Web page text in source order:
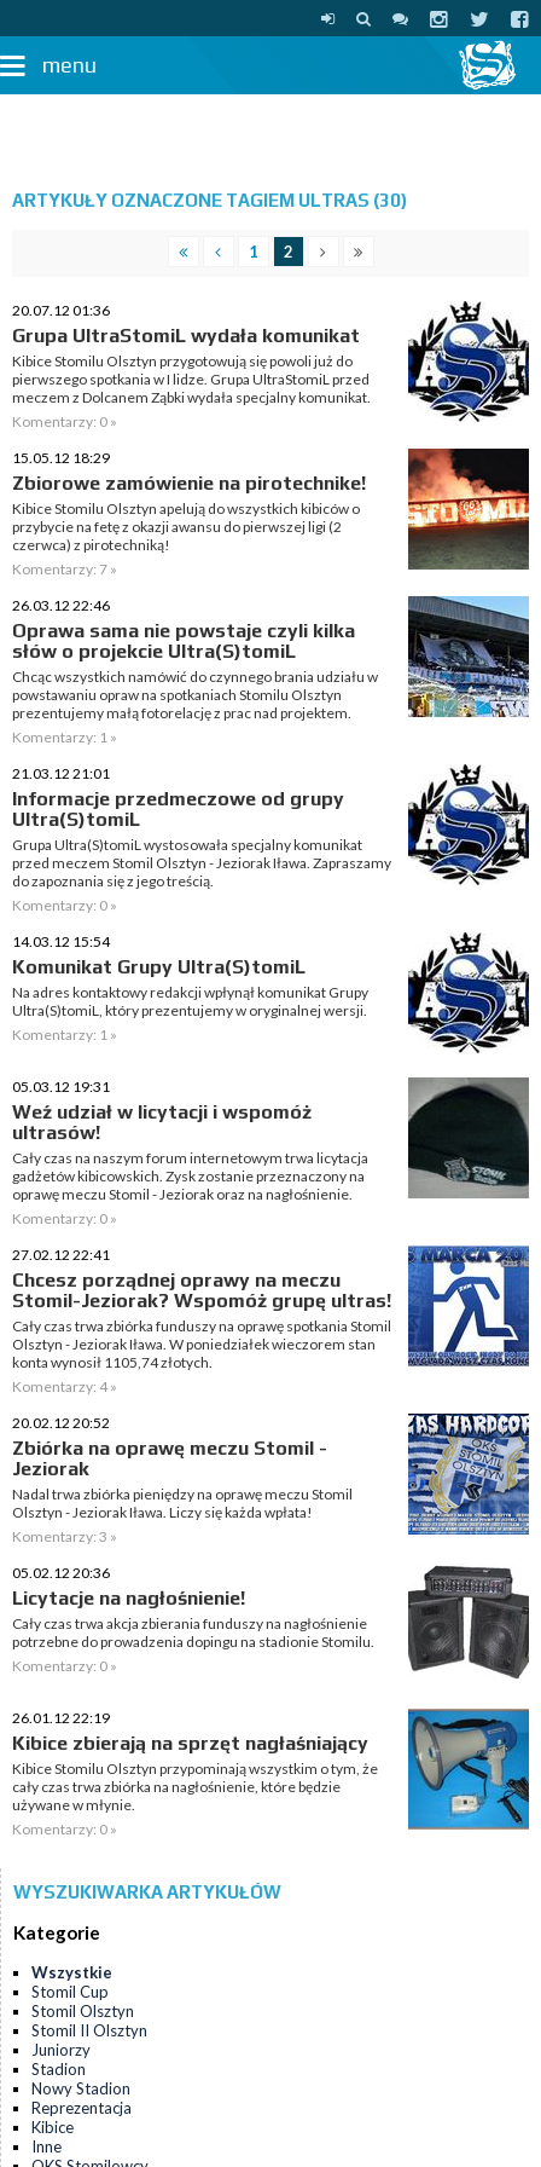
menu
ARTYKUŁY OZNACZONE TAGIEM ULTRAS (30)
1 2
20.07.12 01:36
Grupa UltraStomiL wydała komunikat
Kibice Stomilu Olsztyn przygotowują się powoli już do
pierwszego spotkania w I lidze. Grupa UltraStomiL przed
meczem z Dolcanem Ząbki wydała specjalny komunikat.
Komentarzy: 0 »
15.05.12 18:29
Zbiorowe zamówienie na pirotechnike!
Kibice Stomilu Olsztyn apelują do wszystkich kibiców o
przybycie na fetę z okazji awansu do pierwszej ligi (2
czerwca) z pirotechniką!
Komentarzy: 7 »
26.03.12 22:46
Oprawa sama nie powstaje czyli kilka
słów o projekcie Ultra(S)tomiL
Chcąc wszystkich namówić do czynnego brania udziału w
powstawaniu opraw na spotkaniach Stomilu Olsztyn
prezentujemy małą fotorelację z prac nad projektem.
Komentarzy: 1 »
21.03.12 21:01
Informacje przedmeczowe od grupy
Ultra(S)tomiL
Grupa Ultra(S)tomiL wystosowała specjalny komunikat
przed meczem Stomil Olsztyn - Jeziorak Iława. Zapraszamy
do zapoznania się z jego treścią.
Komentarzy: 0 »
14.03.12 15:54
Komunikat Grupy Ultra(S)tomiL
Na adres kontaktowy redakcji wpłynął komunikat Grupy
Ultra(S)tomiL, który prezentujemy w oryginalnej wersji.
Komentarzy: 1 »
05.03.12 19:31
Weź udział w licytacji i wspomóż
ultrasów!
Cały czas na naszym forum internetowym trwa licytacja
gadżetów kibicowskich. Zysk zostanie przeznaczony na
oprawę meczu Stomil - Jeziorak oraz na nagłośnienie.
Komentarzy: 0 »
27.02.12 22:41
Chcesz porządnej oprawy na meczu
Stomil-Jeziorak? Wspomóż grupę ultras!
Cały czas trwa zbiórka funduszy na oprawę spotkania Stomil
Olsztyn - Jeziorak Iława. W poniedziałek wieczorem stan
konta wynosił 1105,74 złotych.
Komentarzy: 4 »
20.02.12 20:52
Zbiórka na oprawę meczu Stomil -
Jeziorak
Nadal trwa zbiórka pieniędzy na oprawę meczu Stomil
Olsztyn - Jeziorak Iława. Liczy się każda wpłata!
Komentarzy: 3 »
05.02.12 20:36
Licytacje na nagłośnienie!
Cały czas trwa akcja zbierania funduszy na nagłośnienie
potrzebne do prowadzenia dopingu na stadionie Stomilu.
Komentarzy: 0 »
26.01.12 22:19
Kibice zbierają na sprzęt nagłaśniający
Kibice Stomilu Olsztyn przypominają wszystkim o tym, że
cały czas trwa zbiórka na nagłośnienie, które będzie
używane w młynie.
Komentarzy: 0 »
WYSZUKIWARKA ARTYKUŁÓW
Kategorie
Wszystkie
Stomil Cup
Stomil Olsztyn
Stomil II Olsztyn
Juniorzy
Stadion
Nowy Stadion
Reprezentacja
Kibice
Inne